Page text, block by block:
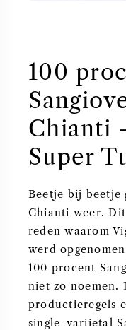
100
Chianti
Super
Beetje bij beetje
Chianti weer.
reden waarom
werd
100 procent
niet zo noemen.
productieregels
single-variietal